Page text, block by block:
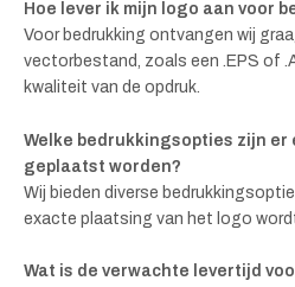
Hoe lever ik mijn logo aan voor
Voor bedrukking ontvangen wij
vectorbestand, zoals een .EPS of
kwaliteit van de opdruk.
Welke bedrukkingsopties zijn er
geplaatst worden?
Wij bieden diverse
exacte plaatsing van het logo
Wat is de verwachte levertijd